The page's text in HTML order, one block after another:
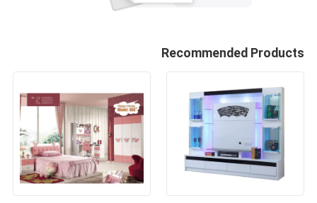
Recommended Products